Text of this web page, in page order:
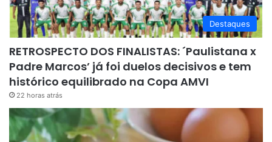
Destaques
RETROSPECTO DOS FINALISTAS: ´Paulistana x
Padre Marcos’ já foi duelos decisivos e tem
histórico equilibrado na Copa AMVI
22 horas atrás